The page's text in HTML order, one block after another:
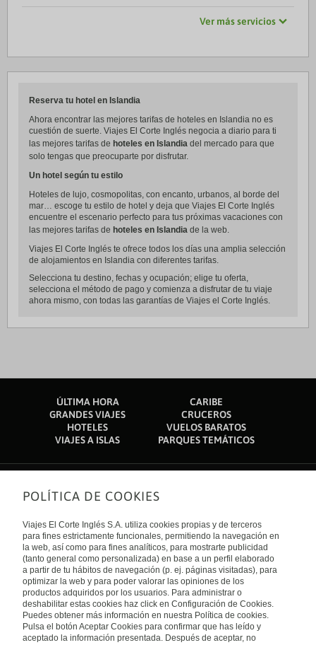
Ver más servicios
Reserva tu hotel en Islandia
Ahora encontrar las mejores tarifas de hoteles en Islandia no es
cuestión de suerte. Viajes El Corte Inglés negocia a diario para ti
las mejores tarifas de hoteles en Islandia del mercado para que
solo tengas que preocuparte por disfrutar.
Un hotel según tu estilo
Hoteles de lujo, cosmopolitas, con encanto, urbanos, al borde del
mar… escoge tu estilo de hotel y deja que Viajes El Corte Inglés
encuentre el escenario perfecto para tus próximas vacaciones con
las mejores tarifas de hoteles en Islandia de la web.
Viajes El Corte Inglés te ofrece todos los días una amplia selección
de alojamientos en Islandia con diferentes tarifas.
Selecciona tu destino, fechas y ocupación; elige tu oferta,
selecciona el método de pago y comienza a disfrutar de tu viaje
ahora mismo, con todas las garantías de Viajes el Corte Inglés.
ÚLTIMA HORA
CARIBE
GRANDES VIAJES
CRUCEROS
HOTELES
VUELOS BARATOS
VIAJES A ISLAS
PARQUES TEMÁTICOS
Sobre nosotros
Quiénes somos
Financiación
Sostenibilidad
Turismo accesible
Tarjeta El Corte Inglés
Trabaja con nosotros
El Corte Inglés
Canal Ético
Enlaces de interés
Guías de viaje
Catálogos
Auto check-in
Condiciones Generales
Política de privacidad
Política de cookies
Accesibilidad
Empresas/ Grupos
Internacional
España
POLÍTICA DE COOKIES
Viajes El Corte Inglés S.A. utiliza cookies propias y de terceros
para fines estrictamente funcionales, permitiendo la navegación en
la web, así como para fines analíticos, para mostrarte publicidad
(tanto general como personalizada) en base a un perfil elaborado
a partir de tu hábitos de navegación (p. ej. páginas visitadas), para
optimizar la web y para poder valorar las opiniones de los
productos adquiridos por los usuarios. Para administrar o
deshabilitar estas cookies haz click en Configuración de Cookies.
Puedes obtener más información en nuestra Política de cookies.
Pulsa el botón Aceptar Cookies para confirmar que has leído y
aceptado la información presentada. Después de aceptar, no